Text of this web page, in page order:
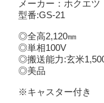
メーカー：ホクエツ
型番:GS-21
◎全高2,120㎜
◎単相100V
◎搬送能力:玄米
◎美品
※キャスター付き